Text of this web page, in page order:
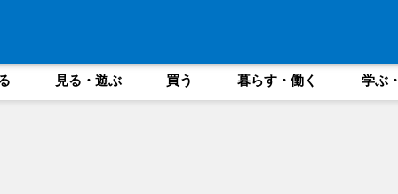
見る・遊ぶ 買う 暮らす・働く 学ぶ